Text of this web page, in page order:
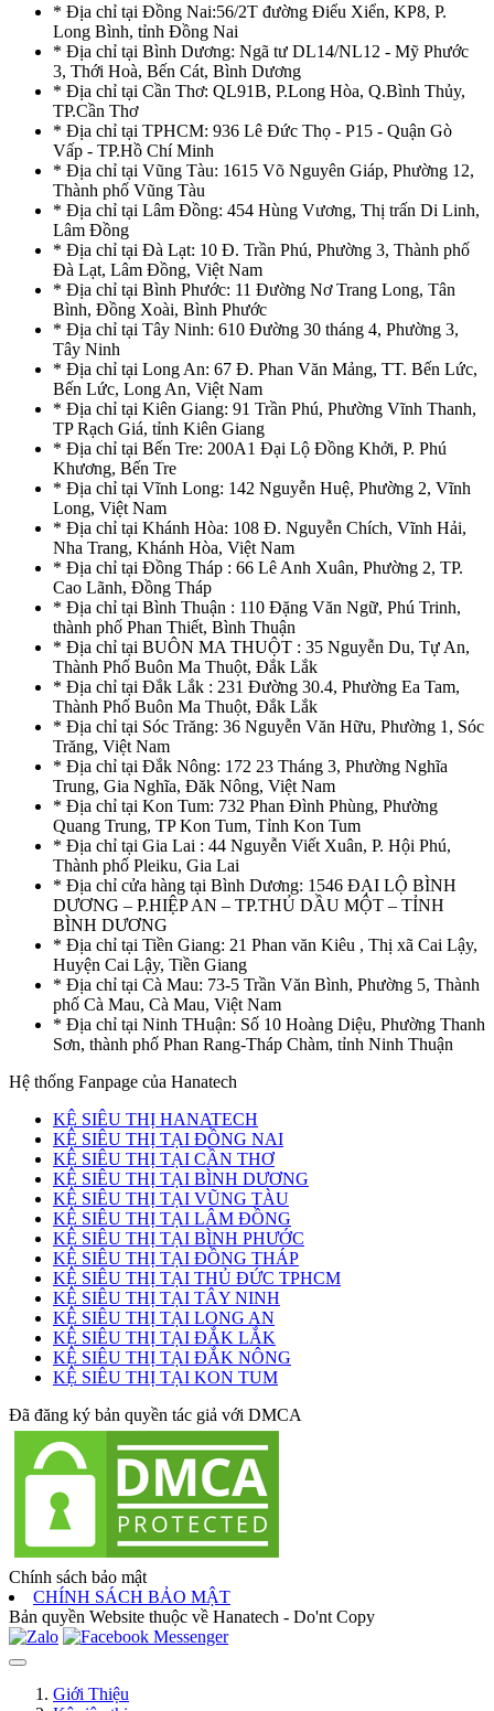
* Địa chỉ tại Đồng Nai:56/2T đường Điểu Xiển, KP8, P.
Long Bình, tỉnh Đồng Nai
* Địa chỉ tại Bình Dương: Ngã tư DL14/NL12 - Mỹ Phước
3, Thới Hoà, Bến Cát, Bình Dương
* Địa chỉ tại Cần Thơ: QL91B, P.Long Hòa, Q.Bình Thủy,
TP.Cần Thơ
* Địa chỉ tại TPHCM: 936 Lê Đức Thọ - P15 - Quận Gò
Vấp - TP.Hồ Chí Minh
* Địa chỉ tại Vũng Tàu: 1615 Võ Nguyên Giáp, Phường 12,
Thành phố Vũng Tàu
* Địa chỉ tại Lâm Đồng: 454 Hùng Vương, Thị trấn Di Linh,
Lâm Đồng
* Địa chỉ tại Đà Lạt: 10 Đ. Trần Phú, Phường 3, Thành phố
Đà Lạt, Lâm Đồng, Việt Nam
* Địa chỉ tại Bình Phước: 11 Đường Nơ Trang Long, Tân
Bình, Đồng Xoài, Bình Phước
* Địa chỉ tại Tây Ninh: 610 Đường 30 tháng 4, Phường 3,
Tây Ninh
* Địa chỉ tại Long An: 67 Đ. Phan Văn Mảng, TT. Bến Lức,
Bến Lức, Long An, Việt Nam
* Địa chỉ tại Kiên Giang: 91 Trần Phú, Phường Vĩnh Thanh,
TP Rạch Giá, tỉnh Kiên Giang
* Địa chỉ tại Bến Tre: 200A1 Đại Lộ Đồng Khởi, P. Phú
Khương, Bến Tre
* Địa chỉ tại Vĩnh Long: 142 Nguyễn Huệ, Phường 2, Vĩnh
Long, Việt Nam
* Địa chỉ tại Khánh Hòa: 108 Đ. Nguyễn Chích, Vĩnh Hải,
Nha Trang, Khánh Hòa, Việt Nam
* Địa chỉ tại Đồng Tháp : 66 Lê Anh Xuân, Phường 2, TP.
Cao Lãnh, Đồng Tháp
* Địa chỉ tại Bình Thuận : 110 Đặng Văn Ngữ, Phú Trinh,
thành phố Phan Thiết, Bình Thuận
* Địa chỉ tại BUÔN MA THUỘT : 35 Nguyễn Du, Tự An,
Thành Phố Buôn Ma Thuột, Đắk Lắk
* Địa chỉ tại Đắk Lắk : 231 Đường 30.4, Phường Ea Tam,
Thành Phố Buôn Ma Thuột, Đắk Lắk
* Địa chỉ tại Sóc Trăng: 36 Nguyễn Văn Hữu, Phường 1, Sóc
Trăng, Việt Nam
* Địa chỉ tại Đắk Nông: 172 23 Tháng 3, Phường Nghĩa
Trung, Gia Nghĩa, Đăk Nông, Việt Nam
* Địa chỉ tại Kon Tum: 732 Phan Đình Phùng, Phường
Quang Trung, TP Kon Tum, Tỉnh Kon Tum
* Địa chỉ tại Gia Lai : 44 Nguyễn Viết Xuân, P. Hội Phú,
Thành phố Pleiku, Gia Lai
* Địa chỉ cửa hàng tại Bình Dương: 1546 ĐẠI LỘ BÌNH
DƯƠNG – P.HIỆP AN – TP.THỦ DẦU MỘT – TỈNH
BÌNH DƯƠNG
* Địa chỉ tại Tiền Giang: 21 Phan văn Kiêu , Thị xã Cai Lậy,
Huyện Cai Lậy, Tiền Giang
* Địa chỉ tại Cà Mau: 73-5 Trần Văn Bình, Phường 5, Thành
phố Cà Mau, Cà Mau, Việt Nam
* Địa chỉ tại Ninh THuận: Số 10 Hoàng Diệu, Phường Thanh
Sơn, thành phố Phan Rang-Tháp Chàm, tỉnh Ninh Thuận
Hệ thống Fanpage của Hanatech
KỆ SIÊU THỊ HANATECH
KỆ SIÊU THỊ TẠI ĐỒNG NAI
KỆ SIÊU THỊ TẠI CẦN THƠ
KỆ SIÊU THỊ TẠI BÌNH DƯƠNG
KỆ SIÊU THỊ TẠI VŨNG TÀU
KỆ SIÊU THỊ TẠI LÂM ĐỒNG
KỆ SIÊU THỊ TẠI BÌNH PHƯỚC
KỆ SIÊU THỊ TẠI ĐỒNG THÁP
KỆ SIÊU THỊ TẠI THỦ ĐỨC TPHCM
KỆ SIÊU THỊ TẠI TÂY NINH
KỆ SIÊU THỊ TẠI LONG AN
KỆ SIÊU THỊ TẠI ĐẮK LẮK
KỆ SIÊU THỊ TẠI ĐẮK NÔNG
KỆ SIÊU THỊ TẠI KON TUM
Đã đăng ký bản quyền tác giả với DMCA
Chính sách bảo mật
CHÍNH SÁCH BẢO MẬT
Bản quyền Website thuộc về Hanatech - Do'nt Copy
Giới Thiệu